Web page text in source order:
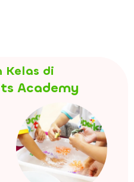
Kelas di
Academy